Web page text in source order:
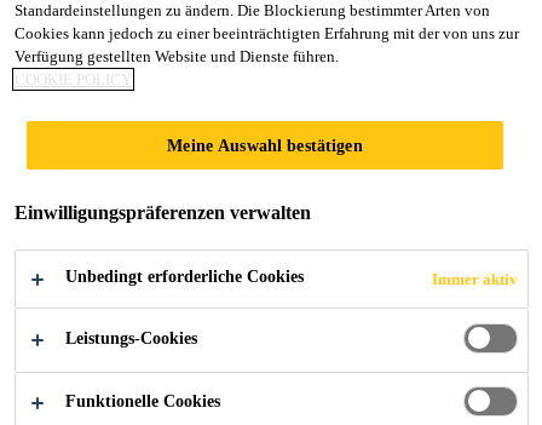
WITTERUNGSBES
TÄNDIGE
ABDICHTUNG
Standardeinstellungen zu ändern. Die Blockierung bestimmter Arten von
Cookies kann jedoch zu einer beeinträchtigten Erfahrung mit der von uns zur
Verfügung gestellten Website und Dienste führen.
COOKIE POLICY
Meine Auswahl bestätigen
Einwilligungspräferenzen verwalten
Unbedingt erforderliche Cookies Immer aktiv
Leistungs-Cookies
Funktionelle Cookies